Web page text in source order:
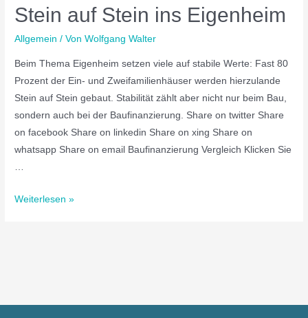
Stein auf Stein ins Eigenheim
Allgemein / VonWolfgang Walter
Beim Thema Eigenheim setzen viele auf stabile Werte: Fast 80
Prozent der Ein- und Zweifamilienhäuser werden hierzulande
Stein auf Stein gebaut. Stabilität zählt aber nicht nur beim Bau,
sondern auch bei der Baufinanzierung. Share on twitter Share
on facebook Share on linkedin Share on xing Share on
whatsapp Share on email Baufinanzierung Vergleich Klicken Sie
Weiterlesen »